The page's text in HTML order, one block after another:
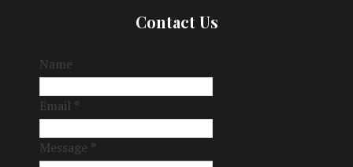
Contact Us
Name
Email *
Message *